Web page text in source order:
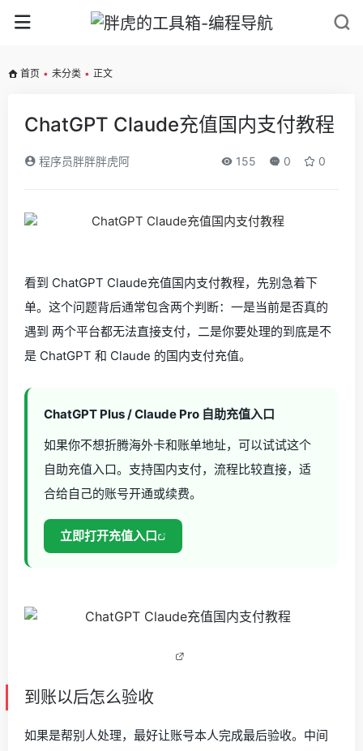
首页 • 未分类 • 正文
ChatGPT Claude充值国内支付教程
程序员胖胖胖虎阿 155 0 0
看到 ChatGPT Claude充值国内支付教程，先别急着下
单。这个问题背后通常包含两个判断：一是当前是否真的
遇到 两个平台都无法直接支付，二是你要处理的到底是不
是 ChatGPT 和 Claude 的国内支付充值。
ChatGPT Plus / Claude Pro 自助充值入口
如果你不想折腾海外卡和账单地址，可以试试这个
自助充值入口。支持国内支付，流程比较直接，适
合给自己的账号开通或续费。
立即打开充值入口
到账以后怎么验收
如果是帮别人处理，最好让账号本人完成最后验收。中间